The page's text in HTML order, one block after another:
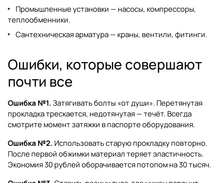
Промышленные установки — насосы, компрессоры,
теплообменники.
Сантехническая арматура — краны, вентили, фитинги.
Ошибки, которые совершают
почти все
Ошибка №1.Затягивать болты «от души». Перетянутая
прокладка трескается, недотянутая — течёт. Всегда
смотрите момент затяжки в паспорте оборудования.
Ошибка №2. Использовать старую прокладку повторно.
После первой обжимки материал теряет эластичность.
Экономия 30 рублей оборачивается потопом на 30 тысяч.